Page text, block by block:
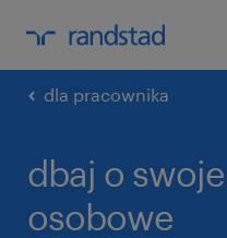
dla pracownika
dbaj o
osobowe